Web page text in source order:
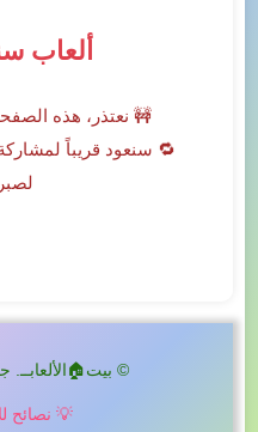
ألعاب
🚧 نعتذر، هذه
🔁 سنعود قريباً
©
💡 نصائح